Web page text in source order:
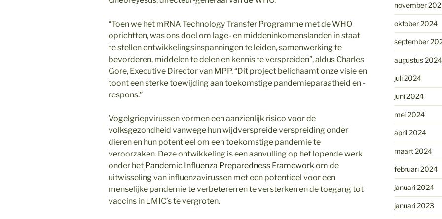
“Toen we het mRNA Technology Transfer Programme met de WHO
oprichtten, was ons doel om lage- en middeninkomenslanden in staat
te stellen ontwikkelingsinspanningen te leiden, samenwerking te
bevorderen, middelen te delen en kennis te verspreiden”, aldus Charles
Gore, Executive Director van MPP. “Dit project belichaamt onze visie en
toont een sterke toewijding aan toekomstige pandemieparaatheid en -
respons.”
Vogelgriepvirussen vormen een aanzienlijk risico voor de
volksgezondheid vanwege hun wijdverspreide verspreiding onder
dieren en hun potentieel om een toekomstige pandemie te
veroorzaken. Deze ontwikkeling is een aanvulling op het lopende werk
onder het Pandemic Influenza Preparedness Framework om de
uitwisseling van influenzavirussen met een potentieel voor een
menselijke pandemie te verbeteren en te versterken en de toegang tot
vaccins in LMIC’s te vergroten.
november
oktober 2024
september
augustus 2024
juli 2024
juni 2024
mei 2024
april 2024
maart 2024
februari 2024
januari 2024
januari 2023